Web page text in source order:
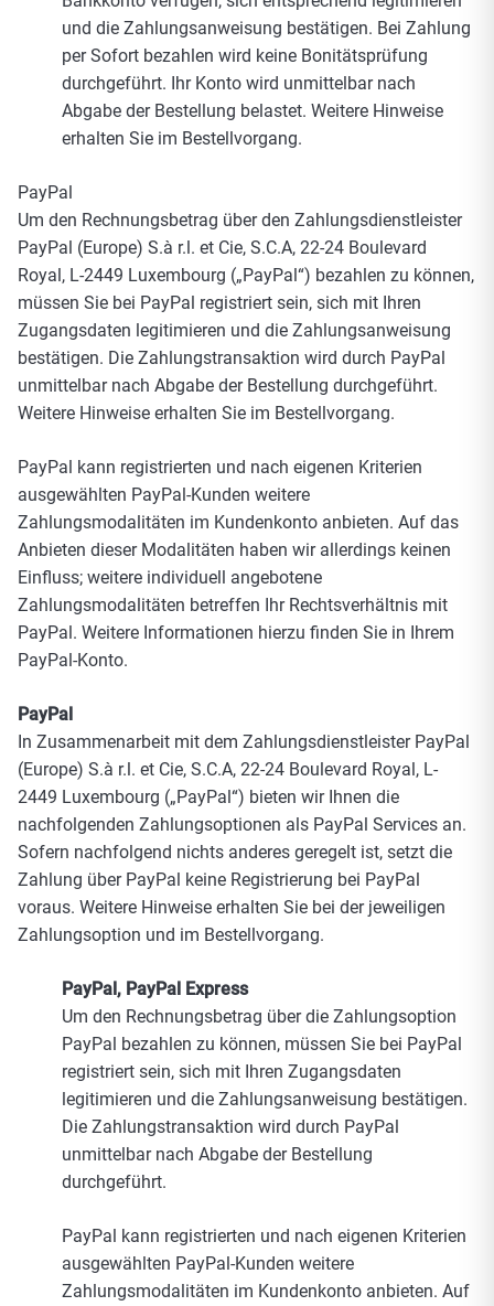
und die Zahlungsanweisung bestätigen. Bei Zahlung
per Sofort bezahlen wird keine Bonitätsprüfung
durchgeführt. Ihr Konto wird unmittelbar nach
Abgabe der Bestellung belastet. Weitere Hinweise
erhalten Sie im Bestellvorgang.
PayPal
Um den Rechnungsbetrag über den Zahlungsdienstleister
PayPal (Europe) S.à r.l. et Cie, S.C.A, 22-24 Boulevard
Royal, L-2449 Luxembourg („PayPal“) bezahlen zu können,
müssen Sie bei PayPal registriert sein, sich mit Ihren
Zugangsdaten legitimieren und die Zahlungsanweisung
bestätigen. Die Zahlungstransaktion wird durch PayPal
unmittelbar nach Abgabe der Bestellung durchgeführt.
Weitere Hinweise erhalten Sie im Bestellvorgang.
PayPal kann registrierten und nach eigenen Kriterien
ausgewählten PayPal-Kunden weitere
Zahlungsmodalitäten im Kundenkonto anbieten. Auf das
Anbieten dieser Modalitäten haben wir allerdings keinen
Einfluss; weitere individuell angebotene
Zahlungsmodalitäten betreffen Ihr Rechtsverhältnis mit
PayPal. Weitere Informationen hierzu finden Sie in Ihrem
PayPal-Konto.
PayPal
In Zusammenarbeit mit dem Zahlungsdienstleister PayPal
(Europe) S.à r.l. et Cie, S.C.A, 22-24 Boulevard Royal, L-
2449 Luxembourg („PayPal“) bieten wir Ihnen die
nachfolgenden Zahlungsoptionen als PayPal Services an.
Sofern nachfolgend nichts anderes geregelt ist, setzt die
Zahlung über PayPal keine Registrierung bei PayPal
voraus. Weitere Hinweise erhalten Sie bei der jeweiligen
Zahlungsoption und im Bestellvorgang.
PayPal, PayPal Express
Um den Rechnungsbetrag über die Zahlungsoption
PayPal bezahlen zu können, müssen Sie bei PayPal
registriert sein, sich mit Ihren Zugangsdaten
legitimieren und die Zahlungsanweisung bestätigen.
Die Zahlungstransaktion wird durch PayPal
unmittelbar nach Abgabe der Bestellung
durchgeführt.
PayPal kann registrierten und nach eigenen Kriterien
ausgewählten PayPal-Kunden weitere
Zahlungsmodalitäten im Kundenkonto anbieten. Auf